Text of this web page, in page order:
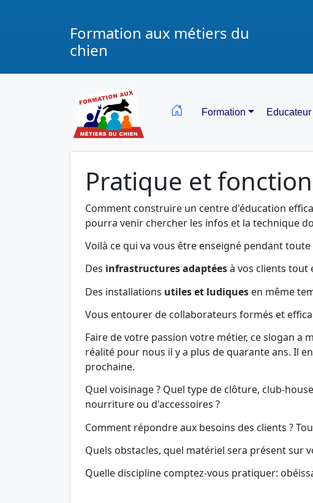
Formation aux métiers du
chien
Formation
Pratique et
Comment construire un centre d'éducation
pourra venir chercher les infos et la technique
Voilà ce qui va vous être enseigné pendant
Des infrastructures adaptéesà vos clients tout
Des installations utiles et ludiques en même
Vous entourer de collaborateurs formés et
Faire de votre passion votre métier, ce slogan a
réalité pour nous il y a plus de quarante ans. Il
prochaine.
Quel voisinage ? Quel type de clôture, club-
nourriture ou d'accessoires ?
Comment répondre aux besoins des clients ?
Quels obstacles, quel matériel sera présent sur
Quelle discipline comptez-vous pratiquer: